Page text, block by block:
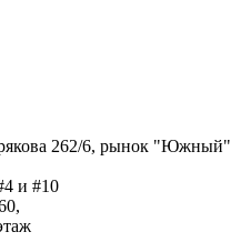
262/6, рынок "Южный"
и #10